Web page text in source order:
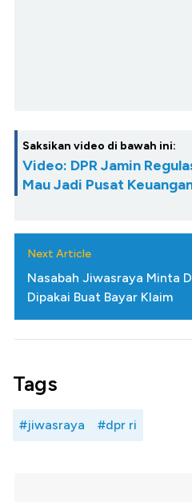
Saksikan video di bawah ini:
Video: DPR Jamin
Mau Jadi Pusat
Next Article
Nasabah Jiwasraya Minta
Dipakai Buat Bayar Klaim
Tags
#jiwasraya #dpr ri